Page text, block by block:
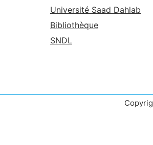
Université Saad Dahlab
Bibliothèque
SNDL